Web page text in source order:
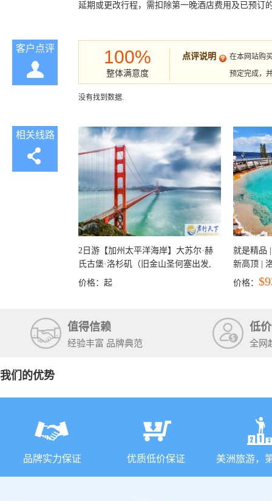
延期或更改行程，需扣除第一晚酒店费用及已预订
客户点评 100%
整体满意度
点评说明
在本网站购
预定完成，
没有找到数据.
相关线路
2日游【加州太平洋海岸】大苏尔·赫
氏古堡·洛杉矶（旧金山圣何塞出发,
洛杉矶结束）
价格： 起
就是精品
新高顶 |
彩穴+马
价格：
值得信赖
经验丰富 品牌典范
低
全网
我们的优势
品牌实力保证 优质低价保证 美洲旅游，